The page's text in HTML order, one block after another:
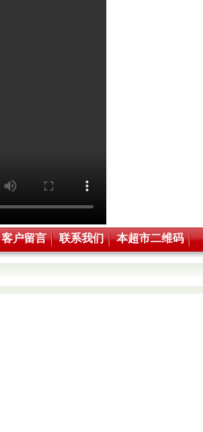
客户留言 联系我们 本超市二维码